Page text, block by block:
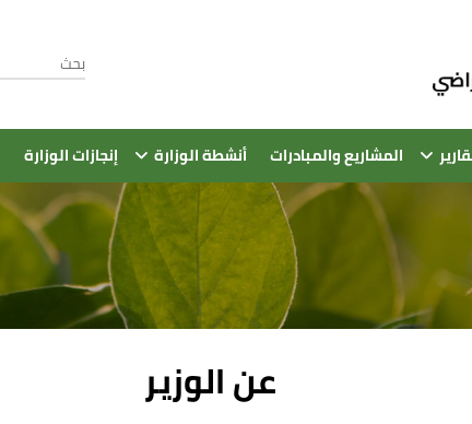
المشاريع والمبادرات أنشطة الوزارة إنجازات الوزارة
عن الوزير